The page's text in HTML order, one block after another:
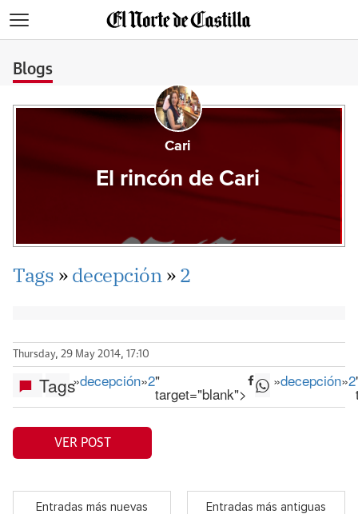
Blogs
Cari
El rincón de Cari
Tags »decepción»2
Thursday, 29 May 2014, 17:10
Tags»decepción»2"
target="blank">
»decepción»2
VER POST
Entradas más nuevas Entradas más antiguas